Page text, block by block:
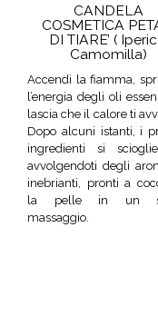
CANDELA
COSMETICA
DI TIARE’ (
Camomilla)
Accendi la fiamma,
l’energia degli oli
lascia che il calore ti
Dopo alcuni istanti, i
ingredienti si
avvolgendoti degli
inebrianti, pronti a
la pelle in un
massaggio.